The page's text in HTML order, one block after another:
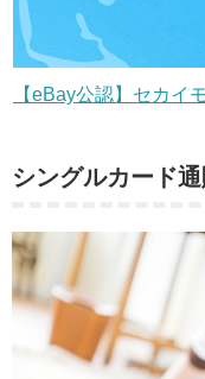
【eBay公認】セカイ
シングルカード